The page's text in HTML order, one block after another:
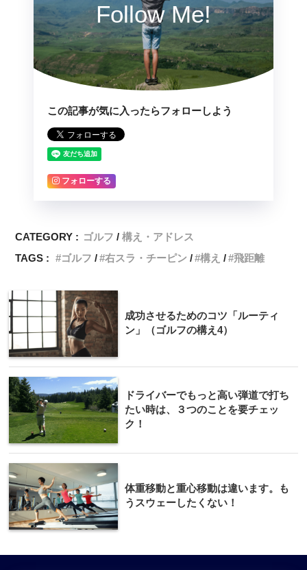
Follow Me!
この記事が気に入ったらフォローしよう
フォローする
CATEGORY : ゴルフ
構え・アドレス
TAGS :
ゴルフ 右スラ・チーピン 構え 飛距離
成功させるためのコツ「ルーティ
ン」（ゴルフの構え4）
ドライバーでもっと高い弾道で打ち
たい時は、３つのことを要チェッ
ク！
体重移動と重心移動は違います。も
うスウェーしたくない！